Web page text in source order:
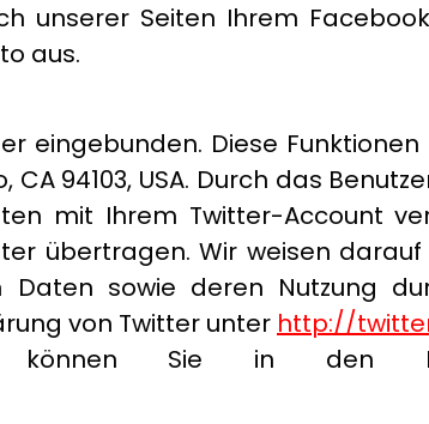
unserer Seiten Ihrem
aus.
eingebunden. Diese
94103, USA. Durch das
mit Ihrem Twitter-Account
übertragen. Wir weisen
sowie deren Nutzung
von Twitter unter http://
können Sie in den